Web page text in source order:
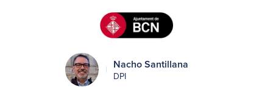
Nacho Santillana
DPI